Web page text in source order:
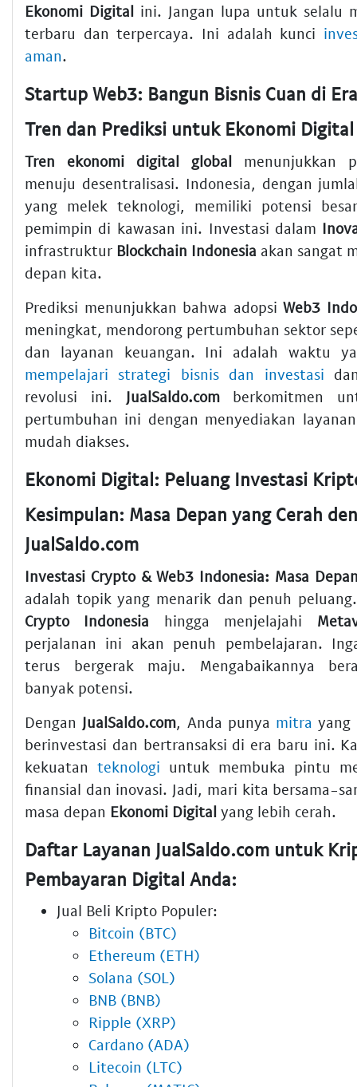
Ekonomi Digital ini. Jangan lupa untuk selalu
terbaru dan terpercaya. Ini adalah kunci
aman.
Tren dan Prediksi untuk Ekonomi
Tren ekonomi digital global menunjukkan
menuju desentralisasi. Indonesia, dengan
yang melek teknologi, memiliki potensi
pemimpin di kawasan ini. Investasi dalam
infrastruktur Blockchain Indonesia akan sangat
depan kita.
Prediksi menunjukkan bahwa adopsiWeb3
meningkat, mendorong pertumbuhan sektor
dan layanan keuangan. Ini adalah waktu
mempelajari strategi bisnis dan investasi
revolusi ini. JualSaldo.comberkomitmen
pertumbuhan ini dengan menyediakan
mudah diakses.
Kesimpulan: Masa Depan yang Cerah
JualSaldo.com
Investasi Crypto & Web3 Indonesia: Masa
adalah topik yang menarik dan penuh
Crypto Indonesia hingga menjelajahi
perjalanan ini akan penuh pembelajaran.
terus bergerak maju. Mengabaikannya
banyak potensi.
Dengan JualSaldo.com, Anda punya mitra yang
berinvestasi dan bertransaksi di era baru ini.
kekuatan teknologi untuk membuka pintu
finansial dan inovasi. Jadi, mari kita bersama-
masa depan Ekonomi Digital yang lebih cerah.
Daftar Layanan JualSaldo.com untuk
Pembayaran Digital Anda:
Jual Beli Kripto Populer:
Bitcoin (BTC)
Ethereum (ETH)
Solana (SOL)
BNB (BNB)
Ripple (XRP)
Cardano (ADA)
Litecoin (LTC)